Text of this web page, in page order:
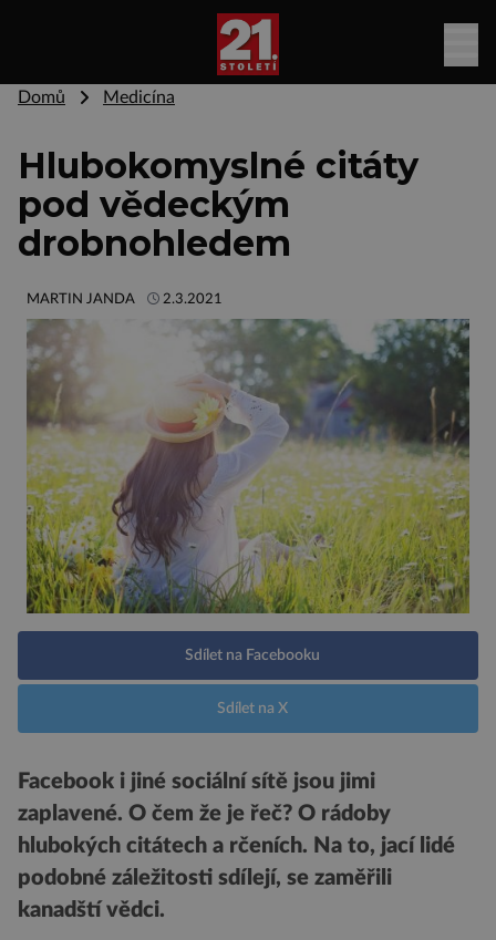
Domů Medicína
Hlubokomyslné citáty
pod vědeckým
drobnohledem
MARTIN JANDA 2.3.2021
Sdílet na Facebooku
Sdílet na X
Facebook i jiné sociální sítě jsou jimi
zaplavené. O čem že je řeč? O rádoby
hlubokých citátech a rčeních. Na to, jací lidé
podobné záležitosti sdílejí, se zaměřili
kanadští vědci.